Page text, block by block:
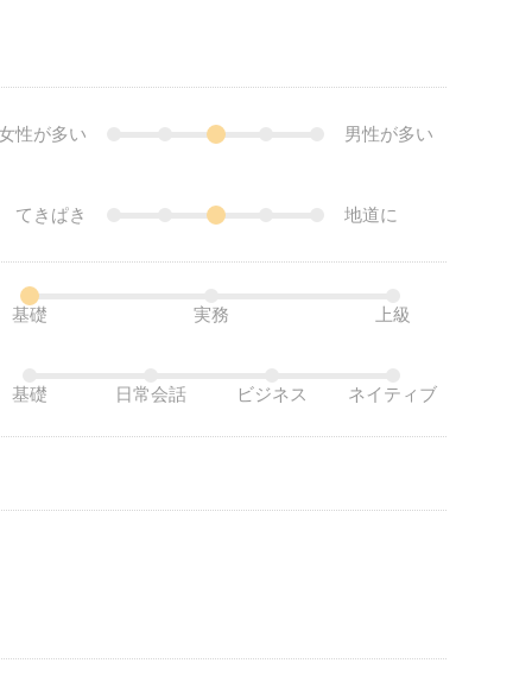
性が多い 男性が多い
てきぱき 地道に
基礎 実務 上級
基礎 日常会話 ビジネス ネイティブ